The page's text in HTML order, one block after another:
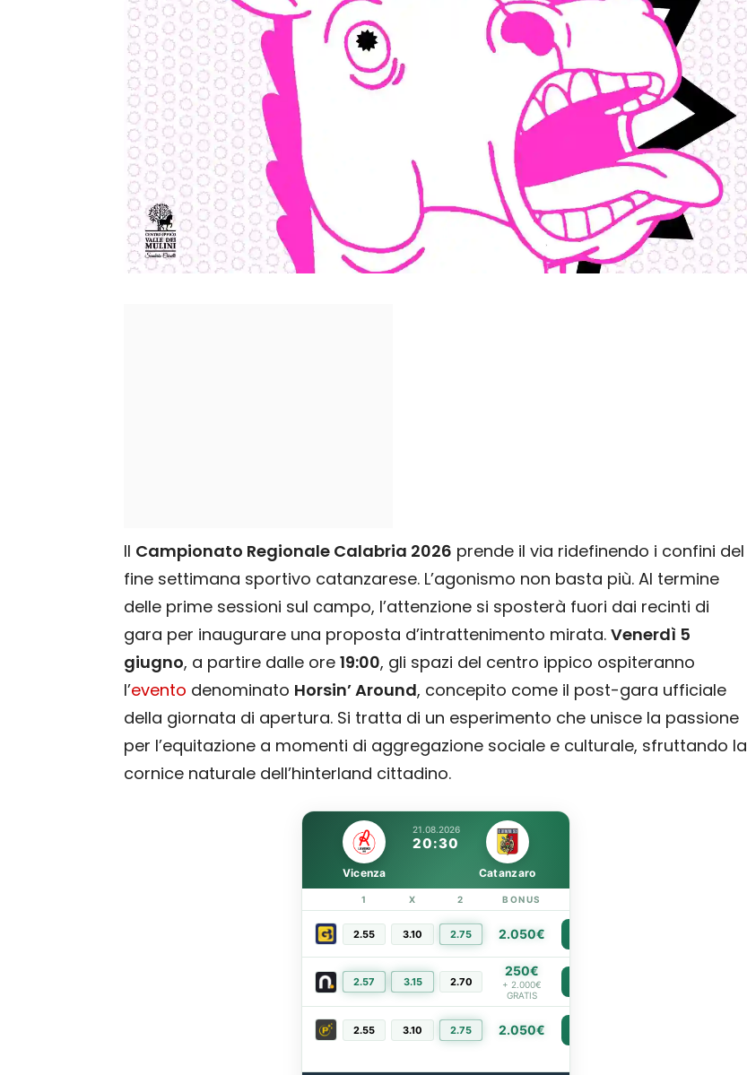
Il Campionato Regionale Calabria 2026 prende il via ridefinendo i confini del
fine settimana sportivo catanzarese. L’agonismo non basta più. Al termine
delle prime sessioni sul campo, l’attenzione si sposterà fuori dai recinti di
gara per inaugurare una proposta d’intrattenimento mirata. Venerdì 5
giugno, a partire dalle ore 19:00, gli spazi del centro ippico ospiteranno
l’evento denominato Horsin’ Around, concepito come il post-gara ufficiale
della giornata di apertura. Si tratta di un esperimento che unisce la passione
per l’equitazione a momenti di aggregazione sociale e culturale, sfruttando la
cornice naturale dell’hinterland cittadino.
21.08.2026
20:30
Vicenza Catanzaro
1 X 2 BONUS
2.55 3.10 2.75 2.050€
2.57 3.15 2.70
250€
+ 2.000€
GRATIS
2.55 3.10 2.75 2.050€